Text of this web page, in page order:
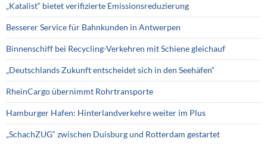
„Katalist“ bietet verifizierte Emissionsreduzierung
Besserer Service für Bahnkunden in Antwerpen
Binnenschiff bei Recycling-Verkehren mit Schiene gleichauf
„Deutschlands Zukunft entscheidet sich in den Seehäfen“
RheinCargo übernimmt Rohrtransporte
Hamburger Hafen: Hinterlandverkehre weiter im Plus
„SchachZUG“ zwischen Duisburg und Rotterdam gestartet